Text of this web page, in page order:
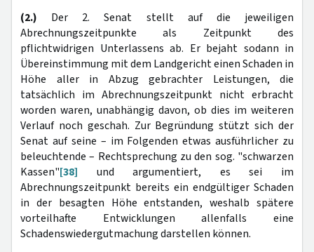
(2.) Der 2. Senat stellt auf die jeweiligen
Abrechnungszeitpunkte als Zeitpunkt des
pflichtwidrigen Unterlassens ab. Er bejaht sodann in
Übereinstimmung mit dem Landgericht einen Schaden in
Höhe aller in Abzug gebrachter Leistungen, die
tatsächlich im Abrechnungszeitpunkt nicht erbracht
worden waren, unabhängig davon, ob dies im weiteren
Verlauf noch geschah. Zur Begründung stützt sich der
Senat auf seine – im Folgenden etwas ausführlicher zu
beleuchtende – Rechtsprechung zu den sog. "schwarzen
Kassen"[38] und argumentiert, es sei im
Abrechnungszeitpunkt bereits ein endgültiger Schaden
in der besagten Höhe entstanden, weshalb spätere
vorteilhafte Entwicklungen allenfalls eine
Schadenswiedergutmachung darstellen können.